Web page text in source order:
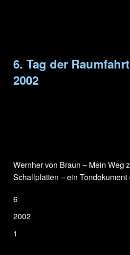
6. Tag der
2002
Wernher von Braun – Mein Weg
Schallplatten – ein Tondokument
6
2002
1